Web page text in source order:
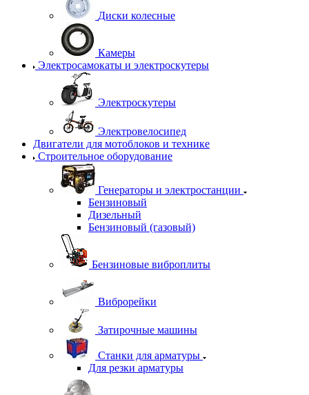
Диски колесные
Камеры
Электросамокаты и электроскутеры
Электроскутеры
Электровелосипед
Двигатели для мотоблоков и технике
Строительное оборудование
Генераторы и электростанции
Бензиновый
Дизельный
Бензиновый (газовый)
Бензиновые виброплиты
Виброрейки
Затирочные машины
Станки для арматуры
Для резки арматуры